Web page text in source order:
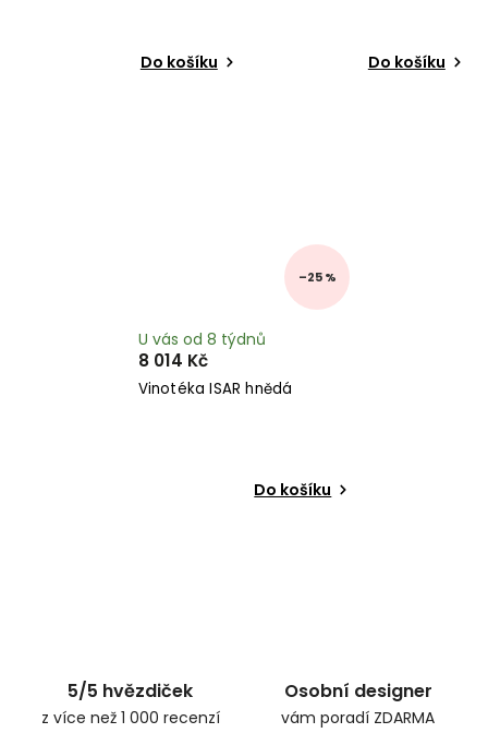
Do košíku Do košíku
–25 %
Vinotéka ISAR hnědá
U vás od 8 týdnů
8 014 Kč
Do košíku
5/5 hvězdiček
z více než 1 000 recenzí
Osobní designer
vám poradí ZDARMA